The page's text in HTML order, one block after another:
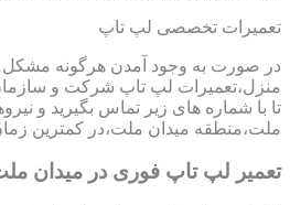
تعمیرات تخصصی لپ تاپ
در صورت به وجود آمدن هرگونه مشکل و
منزل،تعمیرات لپ تاپ شرکت و
تا با شماره های زیر تماس بگیرید و
ملت،منطقه میدان ملت،در کمترین
تعمیر لپ تاپ فوری در میدان